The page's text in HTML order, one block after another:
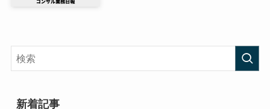
新着記事